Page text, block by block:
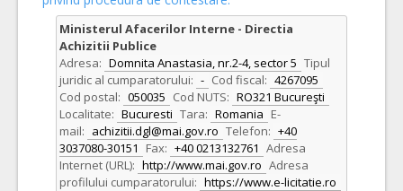
Ministerul Afacerilor Interne - Directia
Achizitii Publice
Adresa: Domnita Anastasia, nr.2-4, sector 5 Tipul
juridic al cumparatorului: - Cod fiscal: 4267095
Cod postal: 050035 Cod NUTS: RO321 Bucureşti
Localitate: Bucuresti Tara: Romania E-
mail: achizitii.dgl@mai.gov.ro Telefon: +40
3037080-30151
Fax: +40 0213132761 Adresa
Internet (URL): http://www.mai.gov.ro Adresa
profilului cumparatorului: https://www.e-licitatie.ro